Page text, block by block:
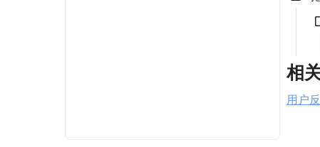
相
用户